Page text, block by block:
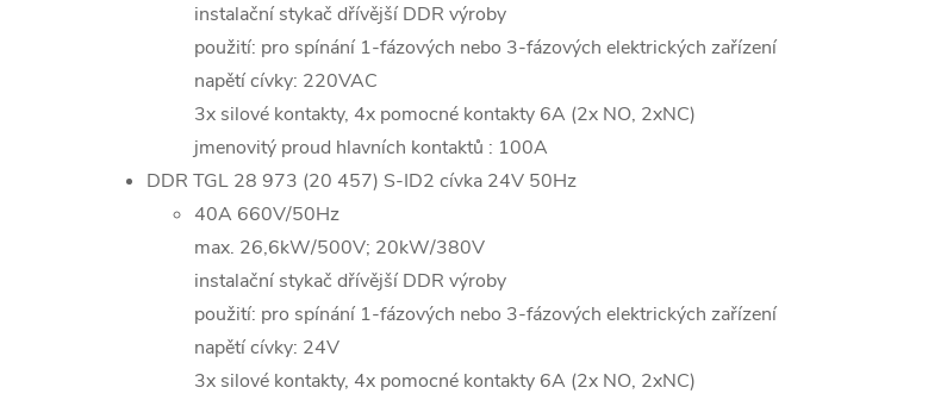
instalační stykač dřívější DDR výroby
použití: pro spínání 1-fázových nebo 3-fázových elektrických zařízení
napětí cívky: 220VAC
3x silové kontakty, 4x pomocné kontakty 6A (2x NO, 2xNC)
jmenovitý proud hlavních kontaktů : 100A
DDR TGL 28 973 (20 457) S-ID2 cívka 24V 50Hz
40A 660V/50Hz
max. 26,6kW/500V; 20kW/380V
instalační stykač dřívější DDR výroby
použití: pro spínání 1-fázových nebo 3-fázových elektrických zařízení
napětí cívky: 24V
3x silové kontakty, 4x pomocné kontakty 6A (2x NO, 2xNC)